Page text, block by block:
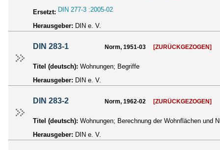
Ersetzt: DIN 277-3 :2005-02
Herausgeber: DIN e. V.
DIN 283-1 Norm, 1951-03 [ZURÜCKGEZOGEN]
Titel (deutsch): Wohnungen; Begriffe
Herausgeber: DIN e. V.
DIN 283-2 Norm, 1962-02 [ZURÜCKGEZOGEN]
Titel (deutsch): Wohnungen; Berechnung der Wohnflächen und
Herausgeber: DIN e. V.